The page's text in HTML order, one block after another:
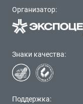
Организатор:
Знаки качества:
Поддержка: